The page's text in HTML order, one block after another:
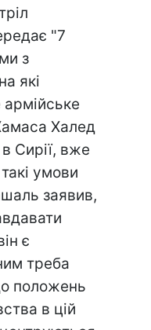
"7
з
які
армійське
Халед
Сирії, вже
умови
заявив,
є
треба
положень
в цій